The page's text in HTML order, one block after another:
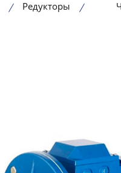
Редукторы